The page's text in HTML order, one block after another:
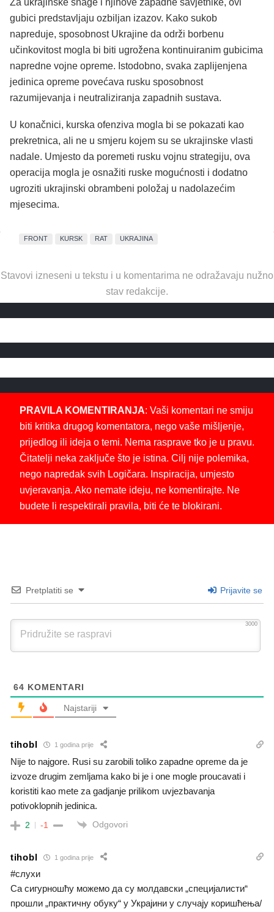
Za ukrajinske snage i njihove zapadne savjetnike, ovi
gubici predstavljaju ozbiljan izazov. Kako sukob
napreduje, sposobnost Ukrajine da održi borbenu
učinkovitost mogla bi biti ugrožena kontinuiranim gubicima
napredne vojne opreme. Istodobno, svaka zaplijenjena
jedinica opreme povećava rusku sposobnost
razumijevanja i neutraliziranja zapadnih sustava.
U konačnici, kurska ofenziva mogla bi se pokazati kao
prekretnica, ali ne u smjeru kojem su se ukrajinske vlasti
nadale. Umjesto da poremeti rusku vojnu strategiju, ova
operacija mogla je osnažiti ruske mogućnosti i dodatno
ugroziti ukrajinski obrambeni položaj u nadolazećim
mjesecima.
FRONT KURSK RAT UKRAJINA
Stavovi izneseni u tekstu i u komentarima ne odražavaju nužno
stav redakcije.
PRAVILA KOMENTIRANJA: Vaši komentari ne smiju
biti kritika drugog komentatora, nego vaše mišljenje,
prijedlog ili ideja o temi. Nema rasprave tko je u pravu.
Čitatelji neka zaključe što je istina. Cilj nije polemika,
nego napredak svih Logičara. Inspiracija, umjesto
uvjeravanja. Ako nemate ideju, ne komentirajte. Ne
budete li respektirali pravila, biti će te blokirani.
Pretplatiti se Prijavite se
3000
64 KOMENTARI
Najstariji
tihobl 1 godina prije
Nije to najgore. Rusi su zarobili toliko zapadne opreme da je
izvoze drugim zemljama kako bi je i one mogle proucavati i
koristiti kao mete za gadjanje prilikom uvjezbavanja
potivoklopnih jedinica.
2 -1 Odgovori
tihobl 1 godina prije
#слухи
Са сигурношћу можемо да су молдавски „специјалисти“
прошли „практичну обуку“ у Украјини у случају коришћења/